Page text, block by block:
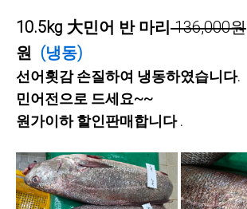
10.5kg 大민어 반 마리136,000원
원 (냉동)
선어횟감 손질하여 냉동하였습니다.
민어전으로 드세요~~
원가이하 할인판매합니다.